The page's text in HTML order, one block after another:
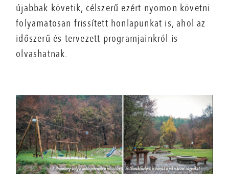
újabbak követik, célszerű ezért nyomon követni
folyamatosan frissített honlapunkat is, ahol az
időszerű és tervezett programjainkról is
olvashatnak.